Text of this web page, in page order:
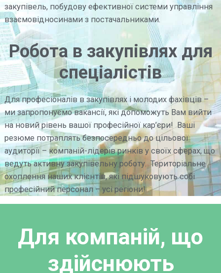
закупівель, побудову ефективної системи управління
взаємовідносинами з постачальниками.
Робота в закупівлях для
спеціалістів
Для професіоналів в закупівлях і молодих фахівців –
ми запропонуємо вакансії, які допоможуть Вам вийти
на новий рівень вашої професійної кар’єри! Ваші
резюме потраплять безпосередньо до цільової
аудиторії – компаній-лідерів ринків у своїх сферах, що
ведуть активну закупівельну роботу. Територіальне
охоплення наших клієнтів, які підшуковують собі
професійний персонал – усі регіони!
Для компаній, що
здійснюють